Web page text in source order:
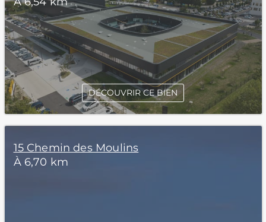
DÉCOUVRIR CE BIEN
15 Chemin des Moulins
À 6,70 km